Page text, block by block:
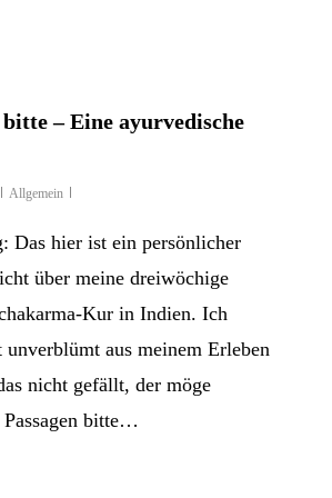
– Eine ayurvedische
Allgemein
Das hier ist ein persönlicher
über meine dreiwöchige
Kur in Indien. Ich
unverblümt aus meinem Erleben
nicht gefällt, der möge
Passagen bitte…